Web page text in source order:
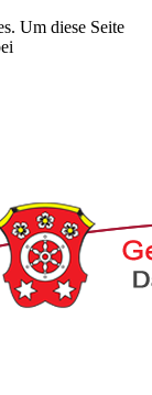
Um diese Seite